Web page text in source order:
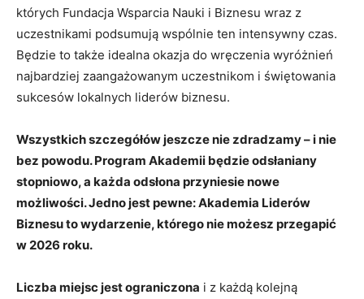
których Fundacja Wsparcia Nauki i Biznesu wraz z
uczestnikami podsumują wspólnie ten intensywny czas.
Będzie to także idealna okazja do wręczenia wyróżnień
najbardziej zaangażowanym uczestnikom i świętowania
sukcesów lokalnych liderów biznesu.
Wszystkich szczegółów jeszcze nie zdradzamy – i nie
bez powodu. Program Akademii będzie odsłaniany
stopniowo, a każda odsłona przyniesie nowe
możliwości. Jedno jest pewne: Akademia Liderów
Biznesu to wydarzenie, którego nie możesz przegapić
w 2026 roku.
Liczba miejsc jest ograniczona i z każdą kolejną